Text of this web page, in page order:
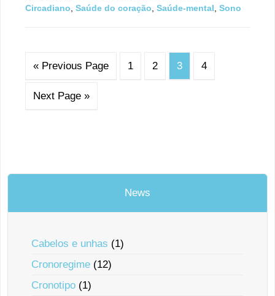
Circadiano Saúde do coração Saúde-mental Sono
« Previous Page 1 2 3 4
Next Page »
News
Cabelos e unhas (1)
Cronoregime (12)
Cronotipo (1)